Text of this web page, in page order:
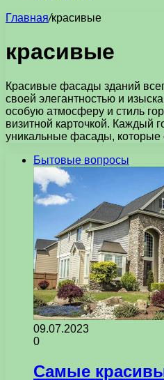
Главная/красивые
красивые
Красивые фасады зданий
своей элегантностью и
особую атмосферу и стиль
визитной карточкой. Каждый
уникальные фасады,
Бытовые вопросы
09.07.2023
0
Самые